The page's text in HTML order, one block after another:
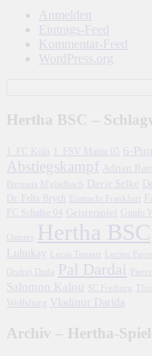
Anmelden
Eintrags-Feed
Kommentar-Feed
WordPress.org
Hertha BSC –
1. FC Köln 1. FSV Mainz 05 6-
Abstiegskampf Adrian
Borussia M'gladbach Davie Selke
Dr. Felix Brych
FC Schalke 04 Geisterspiel Guido
Hertha BSC
Luhukay
Pal Dardai
Salomon Kalou SC Freiburg
Wolfsburg Vladimir Darida
Archiv – Hertha-